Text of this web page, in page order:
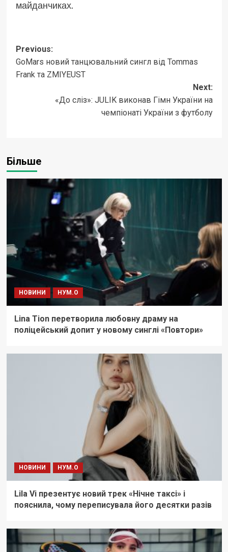
майданчиках.
Post
navigation
Previous:
GoMars новий танцювальний сингл від Tommas
Frank та ZMIYEUST
Next:
«До сліз»: JULIK виконав Гімн України на
чемпіонаті України з футболу
Більше
НОВИНИ НУМ.О
Lina Tion перетворила любовну драму на
поліцейський допит у новому синглі «Повтори»
НОВИНИ НУМ.О
Lila Vi презентує новий трек «Нічне таксі» і
пояснила, чому переписувала його десятки разів